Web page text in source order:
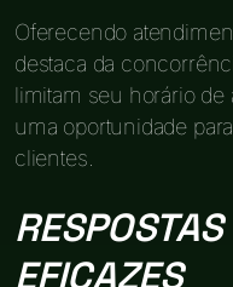
Oferecendo
destaca da
limitam seu horário
uma oportunidade
clientes.
EFICAZES